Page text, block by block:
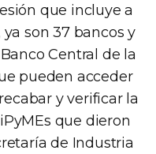
que incluye a
son 37 bancos y
Central de la
pueden acceder
y verificar la
que dieron
de Industria